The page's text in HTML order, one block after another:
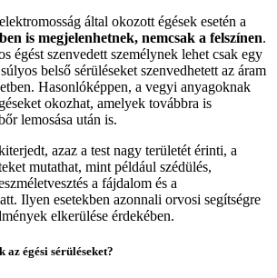
által okozott égések esetén a
is megjelenhetnek, nemcsak a felszínen.
égést szenvedett személynek lehet csak egy
belső sérüléseket szenvedhetett az áram
Hasonlóképpen, a vegyi anyagoknak
okozhat, amelyek továbbra is
lemosása után is.
azaz a test nagy területét érinti, a
mutathat, mint például szédülés,
a fájdalom és a
Ilyen esetekben azonnali orvosi segítségre
elkerülése érdekében.
égési sérüléseket?